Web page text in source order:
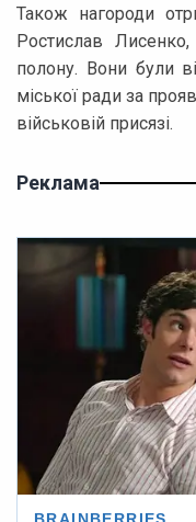
Також нагороди
Ростислав
полону. Вони були
міської ради за
військовій присязі.
Реклама